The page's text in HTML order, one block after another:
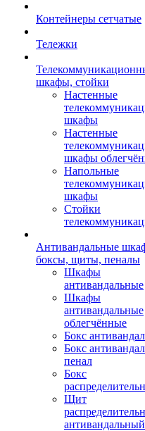
Контейнеры сетчатые
Тележки
шкафы, стойки
Настенные
шкафы
Настенные
шкафы
Напольные
шкафы
Стойки
Антивандальные
боксы, щиты, пеналы
Шкафы
антивандальные
Шкафы
антивандальные
облегчённые
Бокс
Бокс
пенал
Бокс
Щит
антивандальный